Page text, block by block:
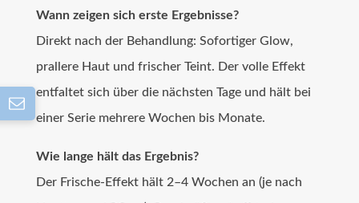
Wann zeigen sich erste Ergebnisse?
Direkt nach der Behandlung: Sofortiger Glow,
prallere Haut und frischer Teint. Der volle Effekt
entfaltet sich über die nächsten Tage und hält bei
einer Serie mehrere Wochen bis Monate.
Wie lange hält das Ergebnis?
Der Frische-Effekt hält 2–4 Wochen an (je nach